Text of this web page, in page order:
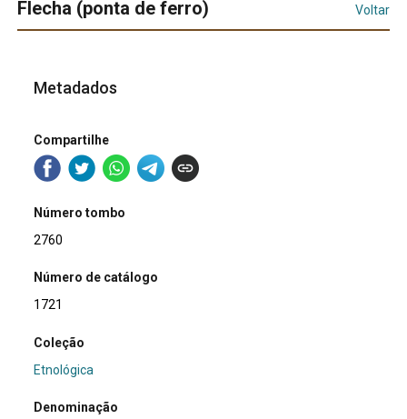
Flecha (ponta de ferro) Voltar
Metadados
Compartilhe
Número tombo
2760
Número de catálogo
1721
Coleção
Etnológica
Denominação